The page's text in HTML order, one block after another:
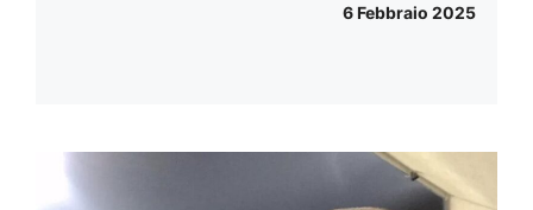
6 Febbraio 2025